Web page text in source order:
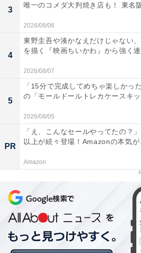
3
唯一のコメダ大判焼き店も！ 東名
2026/08/06
4
東野圭吾や湊かなえだけじゃない、
を描く『映画ちいかわ』から強く連
2026/08/07
5
「15分で完成してめちゃ楽しかっ
の「モールドールトレカケースキッ
2026/08/05
PR
「え、こんなセールやってたの？
以上が続々登場！Amazonの本気が
Amazon